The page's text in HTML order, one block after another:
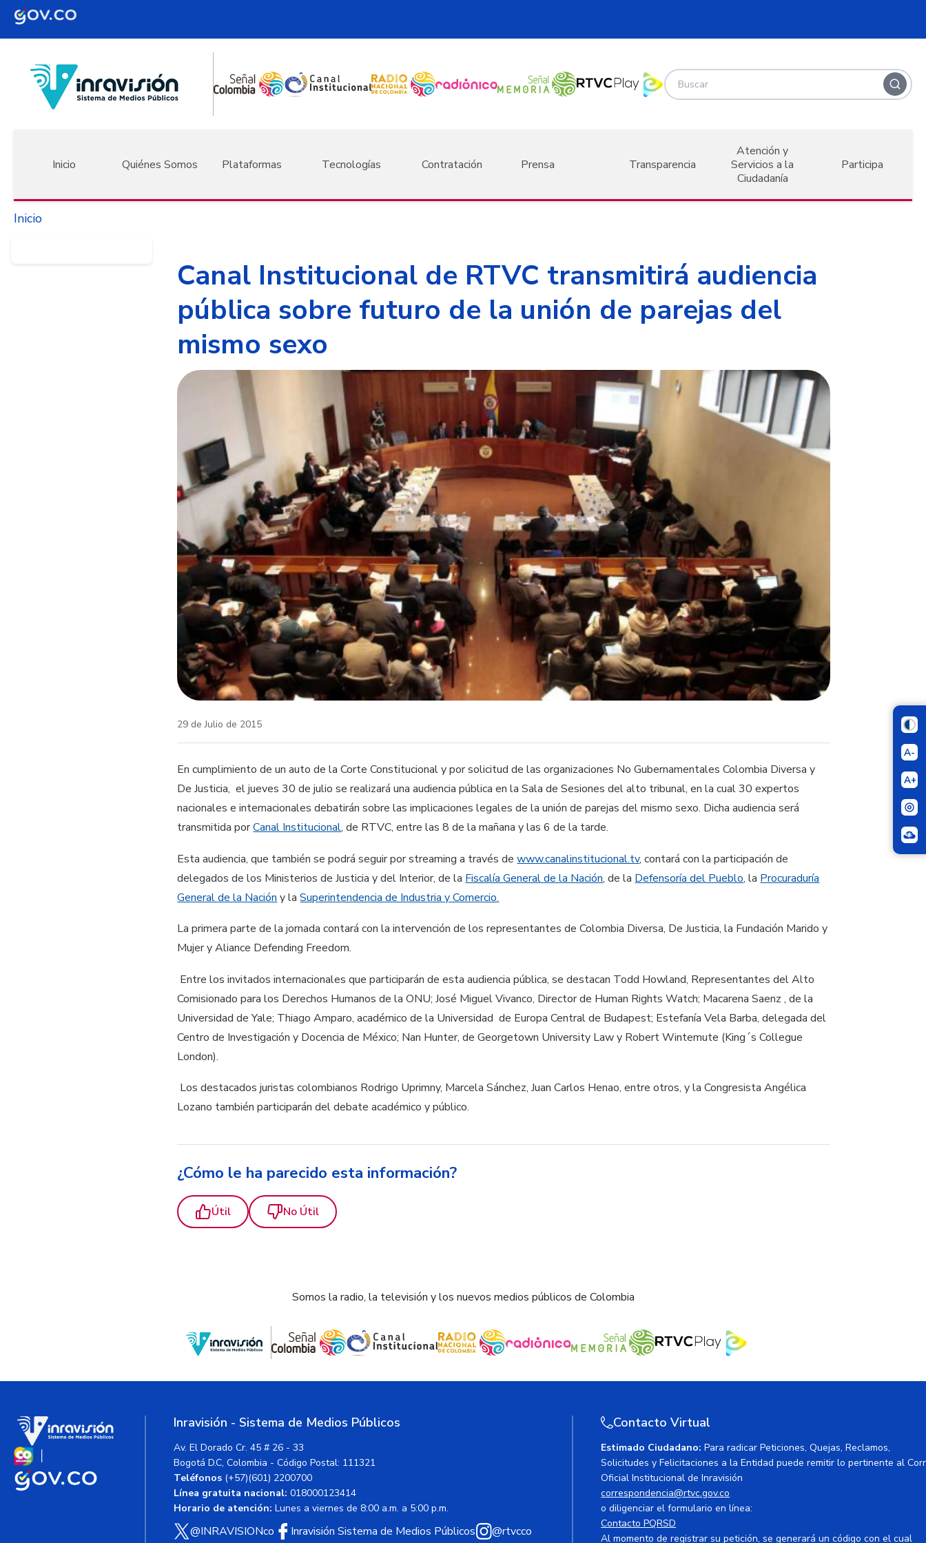
Pasar al contenido principal
Inicio Quiénes Somos Plataformas Tecnologías Contratación Prensa Transparencia
Atención y
Servicios a la
Ciudadanía
Participa
A-
A+
Inicio
Canal Institucional de RTVC transmitirá audiencia
pública sobre futuro de la unión de parejas del
mismo sexo
29 de Julio de 2015
En cumplimiento de un auto de la Corte Constitucional y por solicitud de las organizaciones No Gubernamentales Colombia Diversa y
De Justicia​, el jueves 30 de julio se realizará una audiencia pública en la Sala de Sesiones del alto tribunal, en la cual 30 expertos
nacionales e internacionales debatirán sobre las implicaciones legales de la unión de parejas del mismo sexo. Dicha audiencia será
transmitida porCanal Institucional, de RTVC, entre las 8 de la mañana y las 6 de la tarde.
Esta audiencia, que también se podrá seguir por streaming ​a través dewww.canalinstitucional.tv, ​contará con la ​participa​ción de
delegados de​ ​l​os​ Ministerio​s​ de Justicia​ y del Interior​, de la Fiscalía General de la Nación​, de la Defensoría del Pueblo​, la​ Procuraduría
General de la Nación y laSuperintendencia de Industria y Comercio.
La primera parte de la jornada contará con la intervención de los representantes de Colombia Diversa, De Justicia, la Fundación Marido y
Mujer y Aliance Defending Freedom.​
Entre los invitados internacionales que participarán de esta audiencia pública, se destacan Todd Howland​, Representantes del Alto
Comisionado para los Derechos Humanos de la ONU​; ​José Miguel Vivanco​, Director de Human Rights Watch​; Macarena Saenz ​, de la​
Universidad de Yale; Thiago Amparo​, académico de la Universidad de Europa Central de Budapest; Estefanía Vela Barba​, delegada del
Centro de​ ​Investigación y Docencia de México; Nan Hunter​, de Georgetown University Law y Robert Wintemute (King´s Collegue
London).
Los destacados juristas colombianos Rodrigo Uprimny, Marcela Sánchez, Juan Carlos Henao​, entre otros, y la Congresista Angélica
Lozano también participarán del debate académico y público.
¿Cómo le ha parecido esta información?
Útil No Útil
Somos la radio, la televisión y los nuevos medios públicos de Colombia
Inravisión - Sistema de Medios Públicos
Av. El Dorado Cr. 45 # 26 - 33
Bogotá D.C, Colombia - Código Postal: 111321
Teléfonos (+57)(601) 2200700
Línea gratuita nacional: 018000123414
Horario de atención: Lunes a viernes de 8:00 a.m. a 5:00 p.m.
@INRAVISIONco Inravisión Sistema de Medios Públicos @rtvcco
Contacto Virtual
Estimado Ciudadano: Para radicar Peticiones, Quejas, Reclamos,
Solicitudes y Felicitaciones a la Entidad puede remitir lo pertinente al
Oficial Institucional de Inravisión
correspondencia@rtvc.gov.co
o diligenciar el formulario en línea:
Contacto PQRSD
Al momento de registrar su petición, se generará un código con el cual